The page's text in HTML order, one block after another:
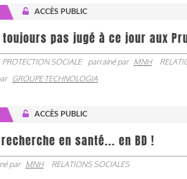
ACCÈS PUBLIC
pas jugé à ce jour aux
PROTECTION SOCIALE parrainé par MNH
GROUPE TECHNOLOGIA
ACCÈS PUBLIC
en santé... en BD !
par MNH RELATIONS SOCIALES